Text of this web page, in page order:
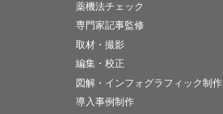
薬機法チェック
専門家記事監修
取材・撮影
編集・校正
図解・インフォグラフィック制作
導入事例制作